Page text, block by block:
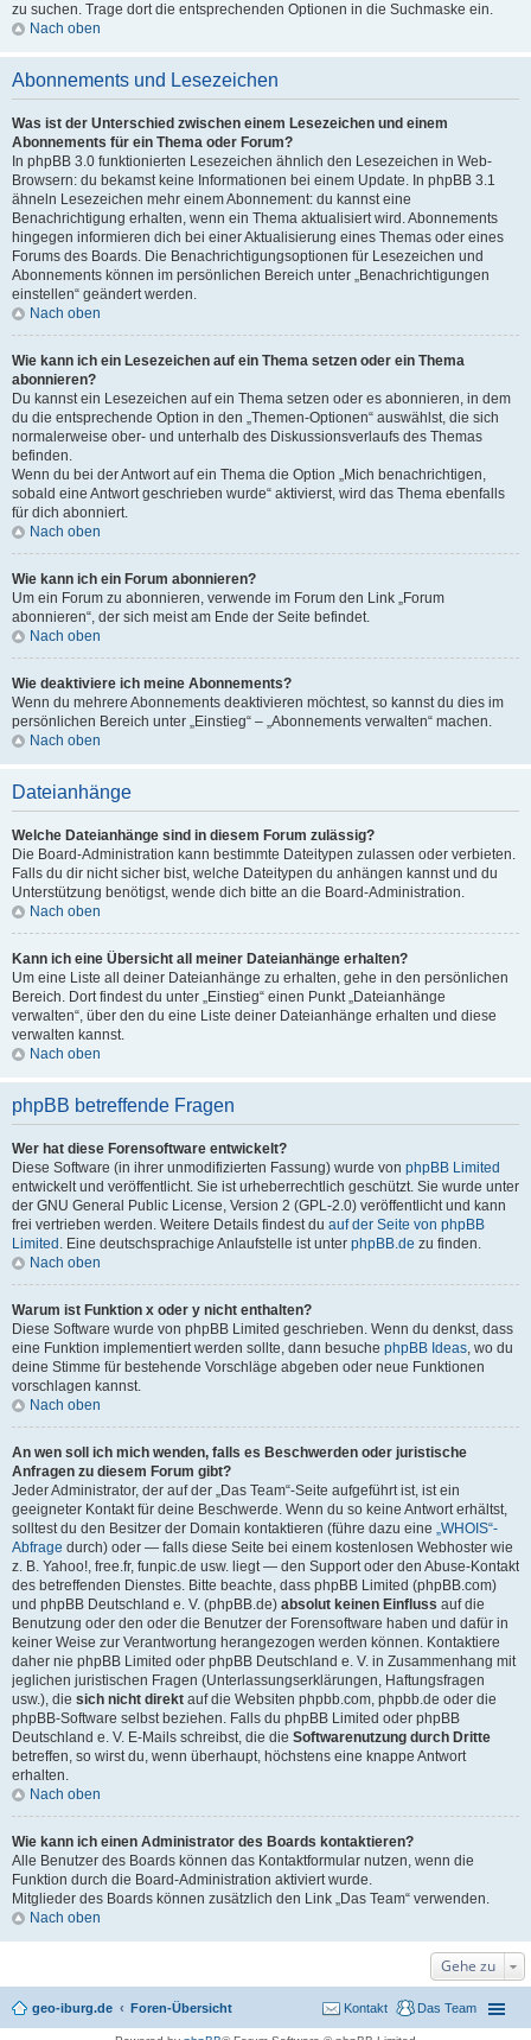
zu suchen. Trage dort die entsprechenden Optionen in die Suchmaske ein.
Nach oben
Abonnements und Lesezeichen
Was ist der Unterschied zwischen einem Lesezeichen und einem
Abonnements für ein Thema oder Forum?
In phpBB 3.0 funktionierten Lesezeichen ähnlich den Lesezeichen in Web-
Browsern: du bekamst keine Informationen bei einem Update. In phpBB 3.1
ähneln Lesezeichen mehr einem Abonnement: du kannst eine
Benachrichtigung erhalten, wenn ein Thema aktualisiert wird. Abonnements
hingegen informieren dich bei einer Aktualisierung eines Themas oder eines
Forums des Boards. Die Benachrichtigungsoptionen für Lesezeichen und
Abonnements können im persönlichen Bereich unter „Benachrichtigungen
einstellen“ geändert werden.
Nach oben
Wie kann ich ein Lesezeichen auf ein Thema setzen oder ein Thema
abonnieren?
Du kannst ein Lesezeichen auf ein Thema setzen oder es abonnieren, in dem
du die entsprechende Option in den „Themen-Optionen“ auswählst, die sich
normalerweise ober- und unterhalb des Diskussionsverlaufs des Themas
befinden.
Wenn du bei der Antwort auf ein Thema die Option „Mich benachrichtigen,
sobald eine Antwort geschrieben wurde“ aktivierst, wird das Thema ebenfalls
für dich abonniert.
Nach oben
Wie kann ich ein Forum abonnieren?
Um ein Forum zu abonnieren, verwende im Forum den Link „Forum
abonnieren“, der sich meist am Ende der Seite befindet.
Nach oben
Wie deaktiviere ich meine Abonnements?
Wenn du mehrere Abonnements deaktivieren möchtest, so kannst du dies im
persönlichen Bereich unter „Einstieg“ – „Abonnements verwalten“ machen.
Nach oben
Dateianhänge
Welche Dateianhänge sind in diesem Forum zulässig?
Die Board-Administration kann bestimmte Dateitypen zulassen oder verbieten.
Falls du dir nicht sicher bist, welche Dateitypen du anhängen kannst und du
Unterstützung benötigst, wende dich bitte an die Board-Administration.
Nach oben
Kann ich eine Übersicht all meiner Dateianhänge erhalten?
Um eine Liste all deiner Dateianhänge zu erhalten, gehe in den persönlichen
Bereich. Dort findest du unter „Einstieg“ einen Punkt „Dateianhänge
verwalten“, über den du eine Liste deiner Dateianhänge erhalten und diese
verwalten kannst.
Nach oben
phpBB betreffende Fragen
Wer hat diese Forensoftware entwickelt?
Diese Software (in ihrer unmodifizierten Fassung) wurde von phpBB Limited
entwickelt und veröffentlicht. Sie ist urheberrechtlich geschützt. Sie wurde unter
der GNU General Public License, Version 2 (GPL-2.0) veröffentlicht und kann
frei vertrieben werden. Weitere Details findest du auf der Seite von phpBB
Limited . Eine deutschsprachige Anlaufstelle ist unter phpBB.de zu finden.
Nach oben
Warum ist Funktion x oder y nicht enthalten?
Diese Software wurde von phpBB Limited geschrieben. Wenn du denkst, dass
eine Funktion implementiert werden sollte, dann besuche phpBB Ideas, wo du
deine Stimme für bestehende Vorschläge abgeben oder neue Funktionen
vorschlagen kannst.
Nach oben
An wen soll ich mich wenden, falls es Beschwerden oder juristische
Anfragen zu diesem Forum gibt?
Jeder Administrator, der auf der „Das Team“-Seite aufgeführt ist, ist ein
geeigneter Kontakt für deine Beschwerde. Wenn du so keine Antwort erhältst,
solltest du den Besitzer der Domain kontaktieren (führe dazu eine „WHOIS“-
Abfrage durch) oder — falls diese Seite bei einem kostenlosen Webhoster wie
z. B. Yahoo!, free.fr, funpic.de usw. liegt — den Support oder den Abuse-Kontakt
des betreffenden Dienstes. Bitte beachte, dass phpBB Limited (phpBB.com)
und phpBB Deutschland e. V. (phpBB.de) absolut keinen Einfluss auf die
Benutzung oder den oder die Benutzer der Forensoftware haben und dafür in
keiner Weise zur Verantwortung herangezogen werden können. Kontaktiere
daher nie phpBB Limited oder phpBB Deutschland e. V. in Zusammenhang mit
jeglichen juristischen Fragen (Unterlassungserklärungen, Haftungsfragen
usw.), die sich nicht direkt auf die Websiten phpbb.com, phpbb.de oder die
phpBB-Software selbst beziehen. Falls du phpBB Limited oder phpBB
Deutschland e. V. E-Mails schreibst, die die Softwarenutzung durch Dritte
betreffen, so wirst du, wenn überhaupt, höchstens eine knappe Antwort
erhalten.
Nach oben
Wie kann ich einen Administrator des Boards kontaktieren?
Alle Benutzer des Boards können das Kontaktformular nutzen, wenn die
Funktion durch die Board-Administration aktiviert wurde.
Mitglieder des Boards können zusätzlich den Link „Das Team“ verwenden.
Nach oben
Gehe zu
geo-iburg.de Foren-Übersicht Das Team
Kontakt